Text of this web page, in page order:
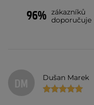
96% zákazníků
doporučuje
DM Dušan Marek